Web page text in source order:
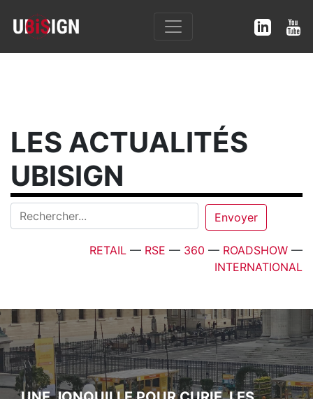
LES ACTUALITÉS
UBISIGN
RETAIL — RSE — 360 — ROADSHOW —
INTERNATIONAL